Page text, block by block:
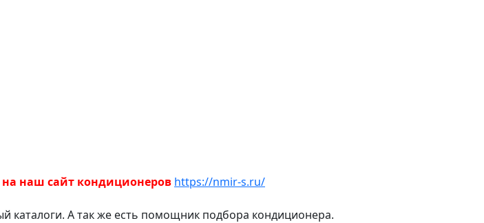
на наш сайт кондиционеров https://nmir-s.ru/
каталоги. А так же есть помощник подбора кондиционера.